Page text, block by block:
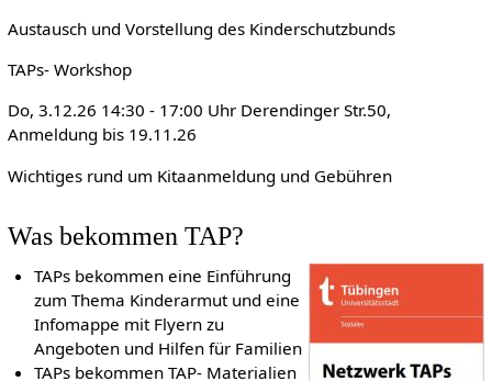
Austausch und Vorstellung des Kinderschutzbunds
TAPs- Workshop
Do, 3.12.26 14:30 - 17:00 Uhr Derendinger Str.50,
Anmeldung bis 19.11.26
Wichtiges rund um Kitaanmeldung und Gebühren
Was bekommen TAP?
TAPs bekommen eine Einführung
zum Thema Kinderarmut und eine
Infomappe mit Flyern zu
Angeboten und Hilfen für Familien
TAPs bekommen TAP- Materialien